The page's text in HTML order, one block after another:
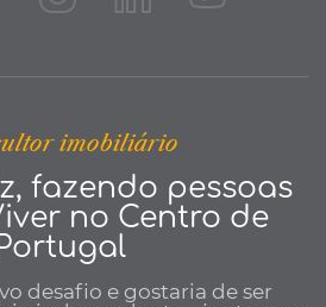
imobiliário
fazendo pessoas
no Centro de
desafio e gostaria de ser